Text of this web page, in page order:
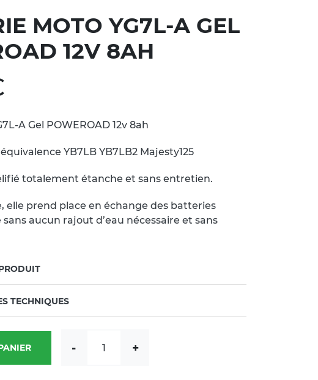
MOTO YG7L-A GEL
12V 8AH
A Gel POWEROAD 12v 8ah
YB7LB YB7LB2 Majesty125
totalement étanche et sans entretien.
elle prend place en échange des batteries
sans aucun rajout d’eau nécessaire et sans
TECHNIQUES
+
-